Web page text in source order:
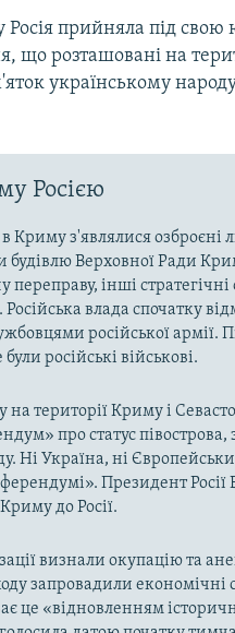
Росія прийняла під
що розташовані на
українському
Росією
Криму з'являлися озброєні
будівлю Верховної Ради
інші
Російська влада спочатку
російської армії.
російські військові.
на території Криму і
про статус
Ні Україна, ні
Президент
до Росії.
визнали окупацію та
запровадили економічні
це «відновленням